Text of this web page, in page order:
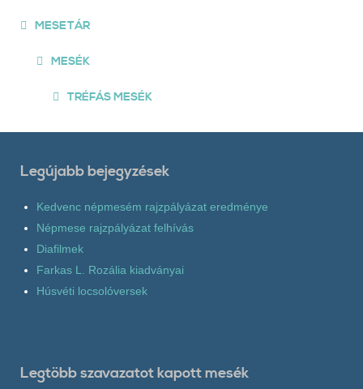
MESETÁR
MESÉK
TRÉFÁS MESÉK
Legújabb bejegyzések
Kedvenc népmesém rajzpályázat eredménye
Népmese rajzpályázat felhívás
Diafilmek
Farkas L. Rozália kiadványai
Húsvéti locsolóversek
Legtöbb szavazatot kapott mesék